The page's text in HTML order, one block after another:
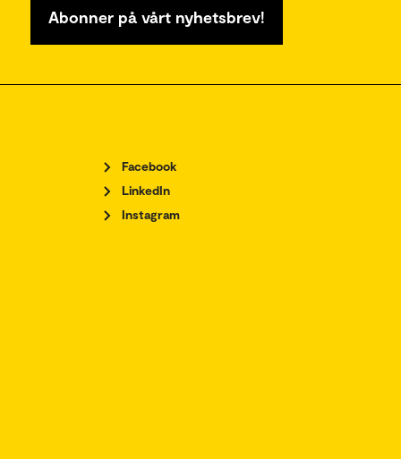
Abonner på vårt nyhetsbrev!
Facebook
LinkedIn
Instagram